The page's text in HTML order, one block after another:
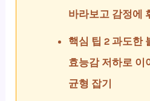
바라보고 감정에
핵심 팁 2 과도한
효능감 저하로 이
균형 잡기